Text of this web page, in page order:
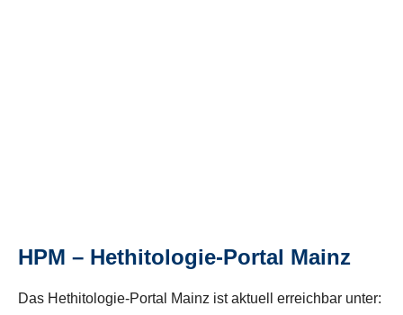
HPM – Hethitologie-Portal Mainz
Das Hethitologie-Portal Mainz ist aktuell erreichbar unter: